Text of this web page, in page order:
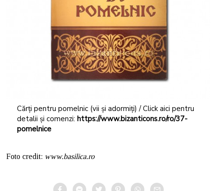
Cărți pentru pomelnic (vii și adormiți) / Click aici pentru
detalii și comenzi: https://www.bizanticons.ro/ro/37-
pomelnice
Foto credit: www.basilica.ro